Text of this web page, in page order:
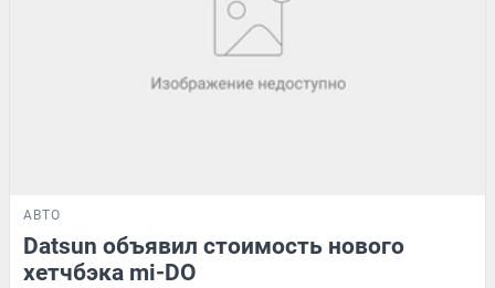
АВТО
Datsun объявил стоимость нового
хетчбэка mi-DO